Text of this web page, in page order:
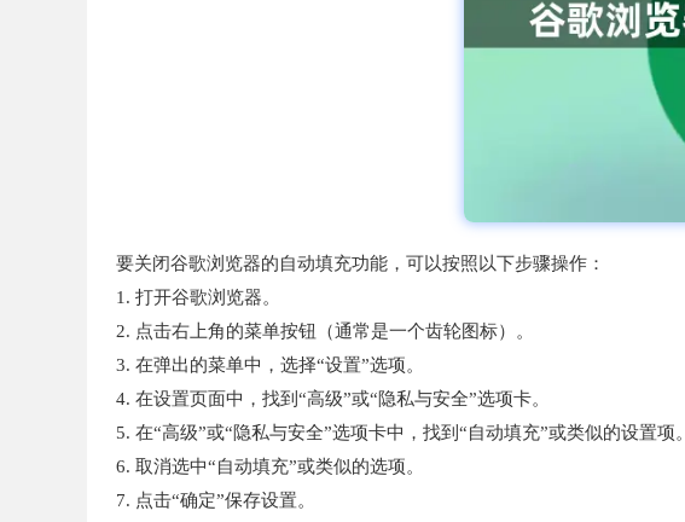
要关闭谷歌浏览器的自动填充功能，可以按照以下步骤操作：
1. 打开谷歌浏览器。
2. 点击右上角的菜单按钮（通常是一个齿轮图标）。
3. 在弹出的菜单中，选择“设置”选项。
4. 在设置页面中，找到“高级”或“隐私与安全”选项卡。
5. 在“高级”或“隐私与安全”选项卡中，找到“自动填充”或类似的设置项。
6. 取消选中“自动填充”或类似的选项。
7. 点击“确定”保存设置。